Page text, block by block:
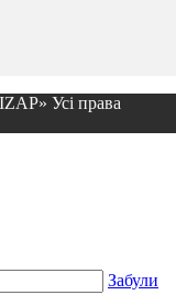
Усі права
Забули